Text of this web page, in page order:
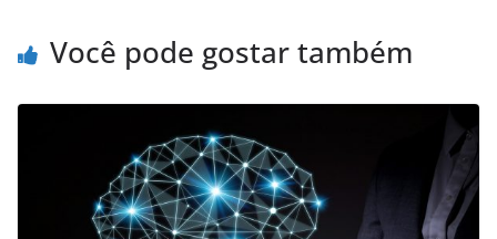
Você pode gostar também